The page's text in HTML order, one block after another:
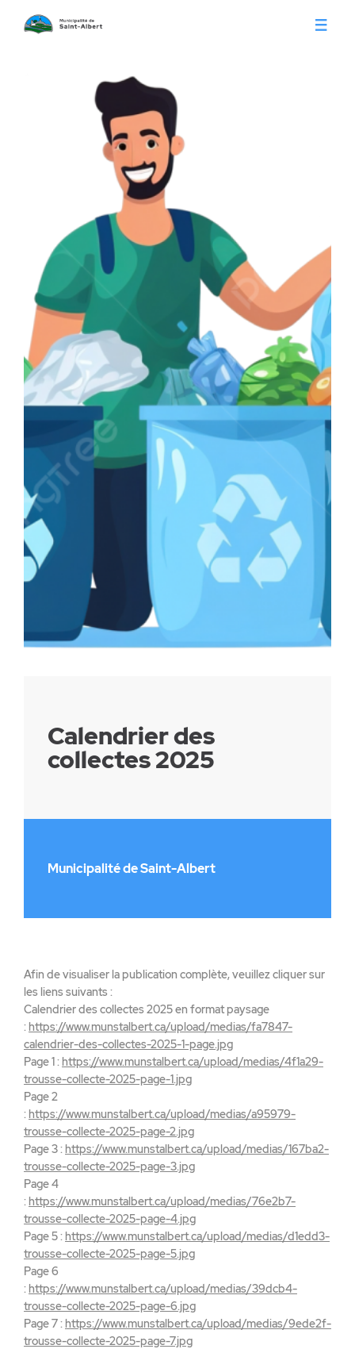
Infos pratiques
Séances du conseil
Avis publics
Communiqués
Gestion des déchets
Parcs et loisirs
Réglementation
Santé & sécurité
Travaux publics
Conseil municipal
Calendrier municipal
Publications
Histoire
Contact
Membres
Parc canin
Calendrier des
collectes 2025
Municipalité de Saint-Albert
Afin de visualiser la publication complète, veuillez cliquer sur
les liens suivants :
Calendrier des collectes 2025 en format paysage
: https://www.munstalbert.ca/upload/medias/fa7847-
calendrier-des-collectes-2025-1-page.jpg
Page 1 : https://www.munstalbert.ca/upload/medias/4f1a29-
trousse-collecte-2025-page-1.jpg
Page 2
: https://www.munstalbert.ca/upload/medias/a95979-
trousse-collecte-2025-page-2.jpg
Page 3 : https://www.munstalbert.ca/upload/medias/167ba2-
trousse-collecte-2025-page-3.jpg
Page 4
: https://www.munstalbert.ca/upload/medias/76e2b7-
trousse-collecte-2025-page-4.jpg
Page 5 : https://www.munstalbert.ca/upload/medias/d1edd3-
trousse-collecte-2025-page-5.jpg
Page 6
: https://www.munstalbert.ca/upload/medias/39dcb4-
trousse-collecte-2025-page-6.jpg
Page 7 : https://www.munstalbert.ca/upload/medias/9ede2f-
trousse-collecte-2025-page-7.jpg